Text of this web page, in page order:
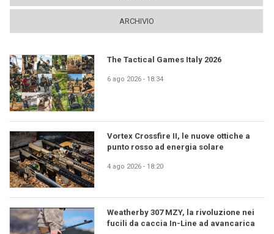
ARCHIVIO
The Tactical Games Italy 2026
6 ago 2026 - 18:34
Vortex Crossfire II, le nuove ottiche a
punto rosso ad energia solare
4 ago 2026 - 18:20
Weatherby 307 MZY, la rivoluzione nei
fucili da caccia In-Line ad avancarica